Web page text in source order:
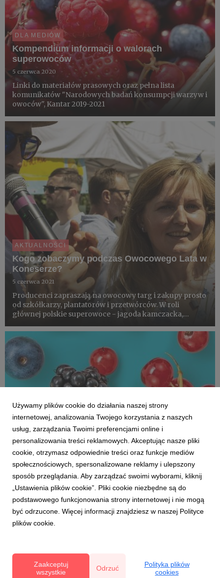
DLA MEDIÓW
Kompendium informacji o walorach
superowoców
5 czerwca 2020
Linki do materiałów prasowych oraz pełna lista
komunikatów "Narodowych badań konsumpcji warzyw i
owoców", Kantar 2019-2021
AKTUALNOŚCI
Kogo zobaczymy podczas Owocowego Lata w
Koneserze?
5 czerwca 2021
Producenci zapraszają na owocowy targ i zakupy prosto
od szkółkarzy, plantatorów i przetwórców. W roli
głównej polskie superowoce - jagoda kamczacka,
czerwona porzeczka, jeżyny i aronia. Będą sadzonki,
świeże owoce, przetwo...
DLA MEDIÓW
Międzynarodowy Dzień Owoców oraz Dzień
Polskiej Borówki - spotkanie prasowe 1/07
21 czerwca 2021
Ostatni rok przyniósł spektakularny wzrost świadomości
żywieniowej Polaków. Z 42% do 58% wzrósł odsetek
konsumentów, którzy są świadomi korelacji jakości tego
jeść wię...
Używamy plików cookie do działania naszej strony
internetowej, analizowania Twojego korzystania z naszych
usług, zarządzania Twoimi preferencjami online i
personalizowania treści reklamowych. Akceptując nasze pliki
cookie, otrzymasz odpowiednie treści oraz funkcje mediów
społecznościowych, spersonalizowane reklamy i ulepszony
sposób przeglądania. Aby zarządzać swoimi wyborami, kliknij
„Ustawienia plików cookie”. Pliki cookie niezbędne są do
podstawowego funkcjonowania strony internetowej i nie mogą
być odrzucone. Więcej informacji znajdziesz w naszej Polityce
plików cookie.
Zaakceptuj
wszystkie
Odrzuć
Polityka plików
cookies